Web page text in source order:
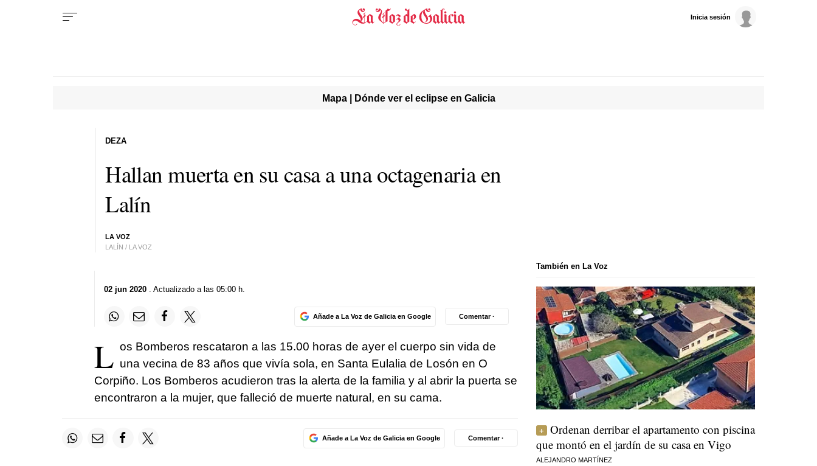
Inicia sesión
Mapa | Dónde ver el eclipse en Galicia
Hallan muerta en su casa a una octagenaria en
Lalín
LA VOZ
LALÍN / LA VOZ
DEZA
02 jun 2020. Actualizado a las 05:00 h.
Añade a La Voz de Galicia en Google Comentar ·
L os Bomberos rescataron a las 15.00 horas de ayer el cuerpo sin vida de
una vecina de 83 años que vivía sola, en Santa Eulalia de Losón en O
Corpiño. Los Bomberos acudieron tras la alerta de la familia y al abrir la puerta se
encontraron a la mujer, que falleció de muerte natural, en su cama.
Añade a La Voz de Galicia en Google Comentar ·
También en La Voz
Ordenan derribar el apartamento con piscina
que montó en el jardín de su casa en Vigo
ALEJANDRO MARTÍNEZ